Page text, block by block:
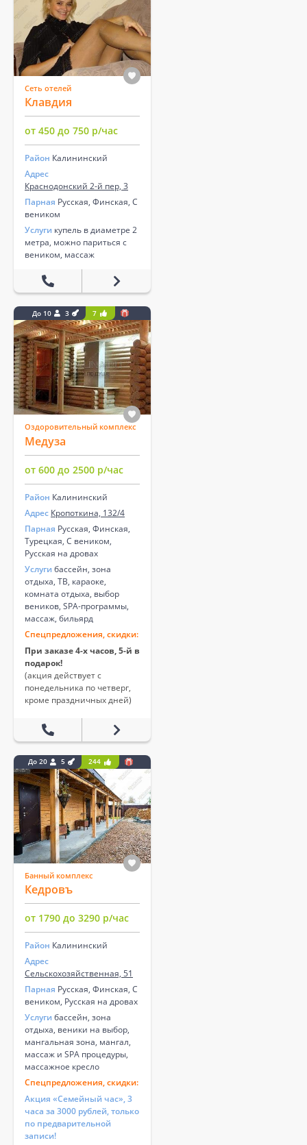
Сеть отелей
Клавдия
от 450 до 750 р/час
Район Калининский
Адрес
Краснодонский 2-й пер, 3
Парная Русская, Финская, С
веником
Услуги купель в диаметре 2
метра, можно париться с
веником, массаж
До 10 3 7
Оздоровительный комплекс
Медуза
от 600 до 2500 р/час
Район Калининский
Адрес Кропоткина, 132/4
Парная Русская, Финская,
Турецкая, С веником,
Русская на дровах
Услуги бассейн, зона
отдыха, ТВ, караоке,
комната отдыха, выбор
веников, SPA-программы,
массаж, бильярд
Спецпредложения, скидки:
При заказе 4-х часов, 5-й в
подарок!
(акция действует с
понедельника по четверг,
кроме праздничных дней)
До 20 5 244
Банный комплекс
Кедровъ
от 1790 до 3290 р/час
Район Калининский
Адрес
Сельскохозяйственная, 51
Парная Русская, Финская, С
веником, Русская на дровах
Услуги бассейн, зона
отдыха, веники на выбор,
мангальная зона, мангал,
массаж и SPA процедуры,
массажное кресло
Спецпредложения, скидки:
Акция «Семейный час», 3
часа за 3000 рублей, только
по предварительной
записи!